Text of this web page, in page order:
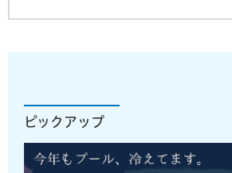
ピックアップ